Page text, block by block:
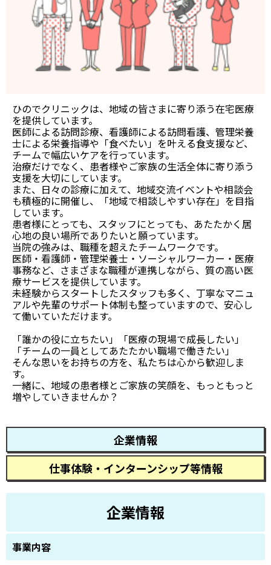
ひのでクリニックは、地域の皆さまに寄り添う在宅医療
を提供しています。
医師による訪問診療、看護師による訪問看護、管理栄養
士による栄養指導や「食べたい」を叶える食支援など、
チームで幅広いケアを行っています。
治療だけでなく、患者様やご家族の生活全体に寄り添う
支援を大切にしています。
また、日々の診療に加えて、地域交流イベントや相談会
も積極的に開催し、「地域で相談しやすい存在」を目指
しています。
患者様にとっても、スタッフにとっても、あたたかく居
心地の良い場所でありたいと願っています。
当院の強みは、職種を超えたチームワークです。
医師・看護師・管理栄養士・ソーシャルワーカー・医療
事務など、さまざまな職種が連携しながら、質の高い医
療サービスを提供しています。
未経験からスタートしたスタッフも多く、丁寧なマニュ
アルや先輩のサポート体制も整っていますので、安心し
て働いていただけます。
「誰かの役に立ちたい」「医療の現場で成長したい」
「チームの一員としてあたたかい職場で働きたい」
そんな思いをお持ちの方を、私たちは心から歓迎しま
す。
一緒に、地域の患者様とご家族の笑顔を、もっともっと
増やしていきませんか？
企業情報
仕事体験・インターンシップ等情報
企業情報
事業内容